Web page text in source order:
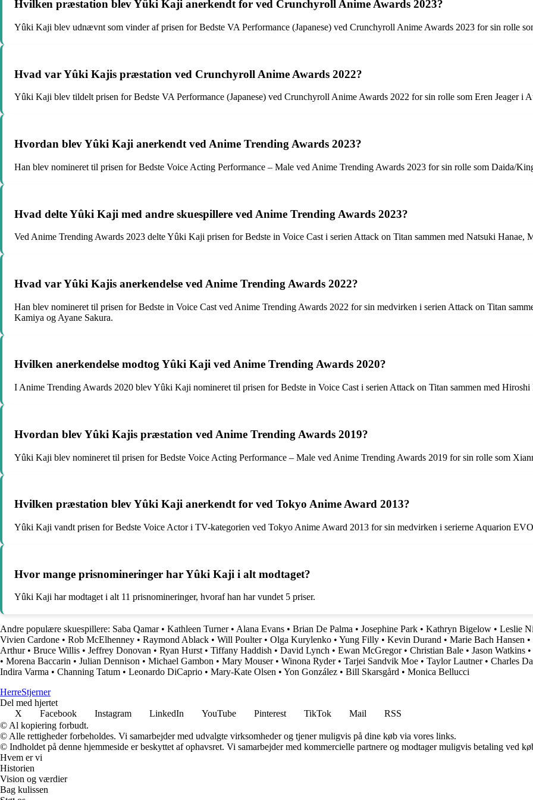
Hvilken præstation blev Yûki Kaji anerkendt for ved Crunchyroll Anime Awards 2023?
Yûki Kaji blev udnævnt som vinder af prisen for Bedste VA Performance (Japanese) ved Crunchyroll Anime Awards 2023 for sin rolle
Hvad var Yûki Kajis præstation ved Crunchyroll Anime Awards 2022?
Yûki Kaji blev tildelt prisen for Bedste VA Performance (Japanese) ved Crunchyroll Anime Awards 2022 for sin rolle som Eren Jeager i
Hvordan blev Yûki Kaji anerkendt ved Anime Trending Awards 2023?
Han blev nomineret til prisen for Bedste Voice Acting Performance – Male ved Anime Trending Awards 2023 for sin rolle som Daida/
Hvad delte Yûki Kaji med andre skuespillere ved Anime Trending Awards 2023?
Ved Anime Trending Awards 2023 delte Yûki Kaji prisen for Bedste in Voice Cast i serien Attack on Titan sammen med Natsuki
Hvad var Yûki Kajis anerkendelse ved Anime Trending Awards 2022?
Han blev nomineret til prisen for Bedste in Voice Cast ved Anime Trending Awards 2022 for sin medvirken i serien Attack on Titan
Kamiya og Ayane Sakura.
Hvilken anerkendelse modtog Yûki Kaji ved Anime Trending Awards 2020?
I Anime Trending Awards 2020 blev Yûki Kaji nomineret til prisen for Bedste in Voice Cast i serien Attack on Titan sammen med
Hvordan blev Yûki Kajis præstation ved Anime Trending Awards 2019?
Yûki Kaji blev nomineret til prisen for Bedste Voice Acting Performance – Male ved Anime Trending Awards 2019 for sin rolle som
Hvilken præstation blev Yûki Kaji anerkendt for ved Tokyo Anime Award 2013?
Yûki Kaji vandt prisen for Bedste Voice Actor i TV-kategorien ved Tokyo Anime Award 2013 for sin medvirken i serierne Aquarion
Hvor mange prisnomineringer har Yûki Kaji i alt modtaget?
Yûki Kaji har modtaget i alt 11 prisnomineringer, hvoraf han har vundet 5 priser.
Andre populære skuespillere: Saba Qamar• Kathleen Turner• Alana Evans • Brian De Palma • Josephine Park • Kathryn Bigelow • Leslie
Vivien Cardone • Rob McElhenney • Raymond Ablack • Will Poulter• Olga Kurylenko • Yung Filly • Kevin Durand • Marie Bach Hansen •
Arthur• Bruce Willis • Jeffrey Donovan • Ryan Hurst• Tiffany Haddish • David Lynch • Ewan McGregor• Christian Bale • Jason Watkins •
• Morena Baccarin • Julian Dennison • Michael Gambon • Mary Mouser• Winona Ryder• Tarjei Sandvik Moe • Taylor Lautner• Charles
Indira Varma • Channing Tatum • Leonardo DiCaprio • Mary-Kate Olsen • Yon González • Bill Skarsgård • Monica Bellucci
HerreStjerner
Del med hjertet
X
Facebook Instagram LinkedIn YouTube Pinterest TikTok Mail
RSS
© Al kopiering forbudt.
© Alle rettigheder forbeholdes. Vi samarbejder med udvalgte virksomheder og tjener muligvis på dine køb via vores links.
© Indholdet på denne hjemmeside er beskyttet af ophavsret. Vi samarbejder med kommercielle partnere og modtager muligvis betaling ved
Hvem er vi
Historien
Vision og værdier
Bag kulissen